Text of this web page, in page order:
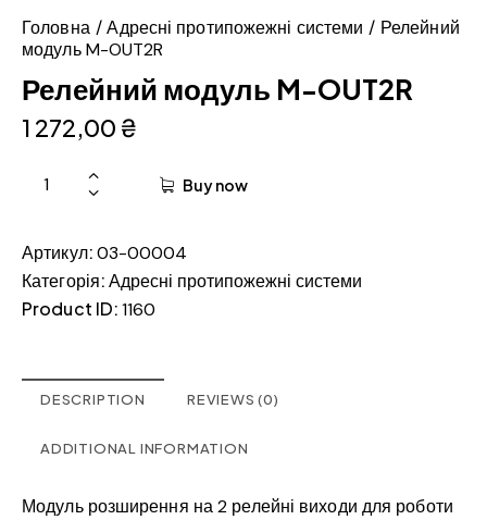
Головна Адресні протипожежні системи
Релейний
модуль M-OUT2R
Релейний модуль M-OUT2R
1 272,00 ₴
Buy now
Артикул:03-00004
Категорія:Адресні протипожежні системи
Product ID:1160
DESCRIPTION REVIEWS (0)
ADDITIONAL INFORMATION
Модуль розширення на 2 релейні виходи для роботи